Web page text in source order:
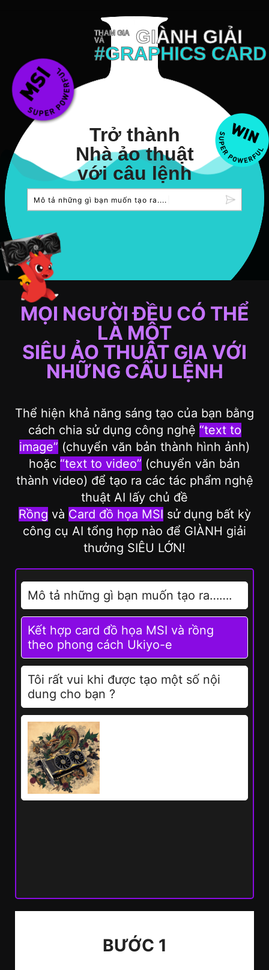
Trở thành
Nhà ảo thuật
với câu lệnh
Mô tả n hững gì bạ n muốn tạo ra . . . |
THAM GIA
VÀ
GIÀNH GIẢI
#GRAPHICS CARD
MỌI NGƯỜI ĐỀU CÓ THỂ
LÀ MỘT
SIÊU ẢO THUẬT GIA VỚI
NHỮNG CÂU LỆNH
Thể hiện khả năng sáng tạo của bạn bằng
cách chia sử dụng công nghệ “text to
image” (chuyển văn bản thành hình ảnh)
hoặc “text to video” (chuyển văn bản
thành video) để tạo ra các tác phẩm nghệ
thuật AI lấy chủ đề
Rồng và Card đồ họa MSI sử dụng bất kỳ
công cụ AI tổng hợp nào để GIÀNH giải
thưởng SIÊU LỚN!
Mô tả những gì bạn muốn tạo ra…….
Kết hợp card đồ họa MSI và rồng
theo phong cách Ukiyo-e
Tôi rất vui khi được tạo một số nội
dung cho bạn ?
BƯỚC 1